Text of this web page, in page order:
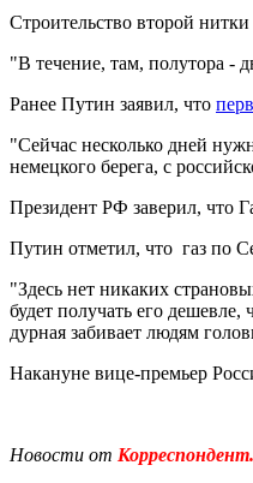
Строительство второй
"В течение, там, полутора -
Ранее Путин заявил, что
"Сейчас несколько дней
немецкого берега, с
Президент РФ заверил, что
Путин отметил, что газ по
"Здесь нет никаких
будет получать его
дурная забивает людям
Накануне вице-премьер
Новости от